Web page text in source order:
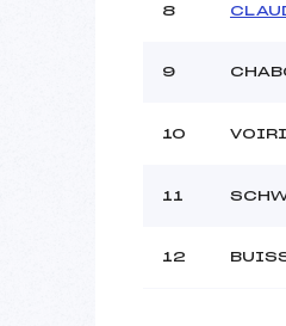
8
9
10
11
12